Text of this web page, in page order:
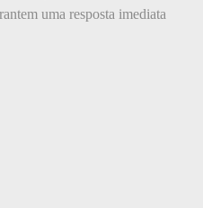
uma resposta imediata